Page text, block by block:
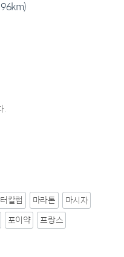
.
칼럼 마라톤
마시자
포이약 프랑스